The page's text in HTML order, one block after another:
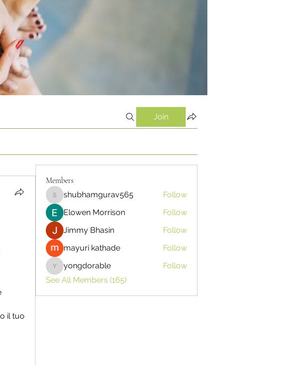
Join
il tuo
Members
shubhamgurav565
shubhamgurav565
Follow
Elowen Morrison
Follow
Jimmy Bhasin
Follow
mayuri kathade
Follow
yongdorable
yongdorable
Follow
See All Members (165)